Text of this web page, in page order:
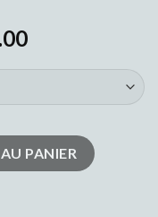
PANIER